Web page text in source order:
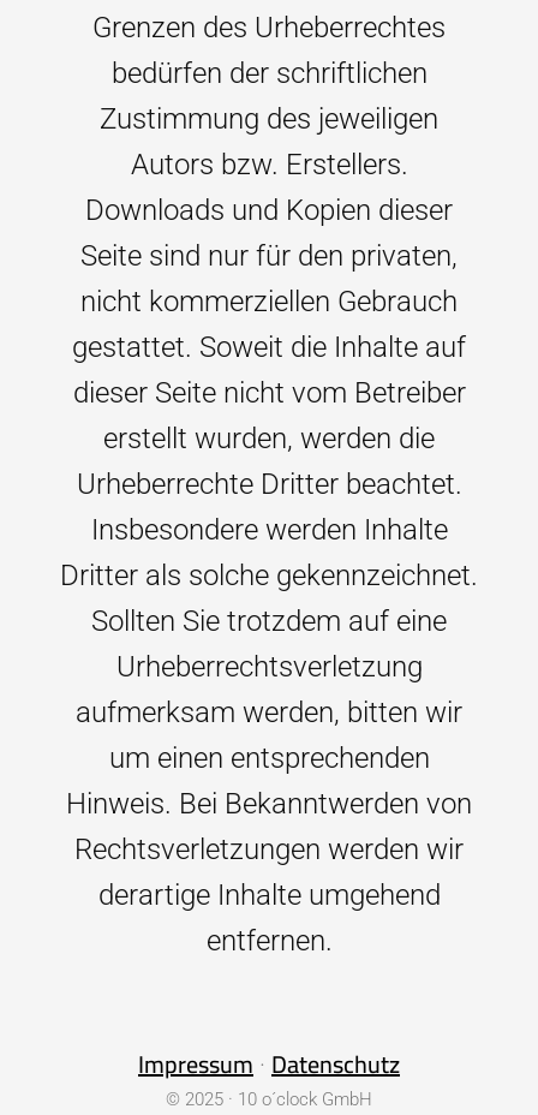
Grenzen des Urheberrechtes
bedürfen der schriftlichen
Zustimmung des jeweiligen
Autors bzw. Erstellers.
Downloads und Kopien dieser
Seite sind nur für den privaten,
nicht kommerziellen Gebrauch
gestattet. Soweit die Inhalte auf
dieser Seite nicht vom Betreiber
erstellt wurden, werden die
Urheberrechte Dritter beachtet.
Insbesondere werden Inhalte
Dritter als solche gekennzeichnet.
Sollten Sie trotzdem auf eine
Urheberrechtsverletzung
aufmerksam werden, bitten wir
um einen entsprechenden
Hinweis. Bei Bekanntwerden von
Rechtsverletzungen werden wir
derartige Inhalte umgehend
entfernen.
Impressum · Datenschutz
© 2025 · 10 o´clock GmbH